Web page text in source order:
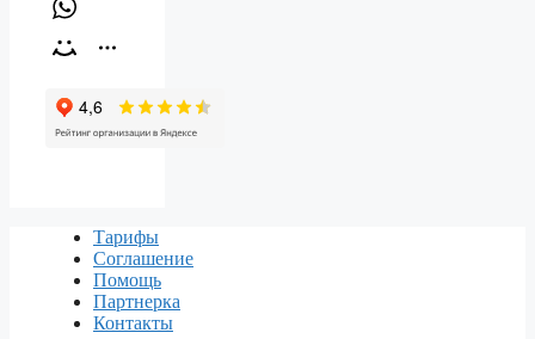
Тарифы
Соглашение
Помощь
Партнерка
Контакты